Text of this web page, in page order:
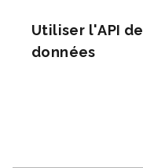
Utiliser l'API de
données